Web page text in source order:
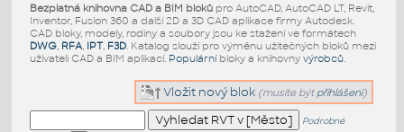
Bezplatná knihovna CAD a BIM blokůpro AutoCAD, AutoCAD LT, Revit,
Inventor, Fusion 360 a další 2D a 3D CAD aplikace firmy Autodesk.
CAD bloky, modely, rodiny a soubory jsou ke stažení ve formátech
DWG, RFA, IPT, F3D. Katalog slouží pro výměnu užitečných bloků mezi
uživateli CAD a BIM aplikací. Populárníbloky a knihovny výrobců.
Vložit nový blok (musíte být přihlášeni)
Podrobné